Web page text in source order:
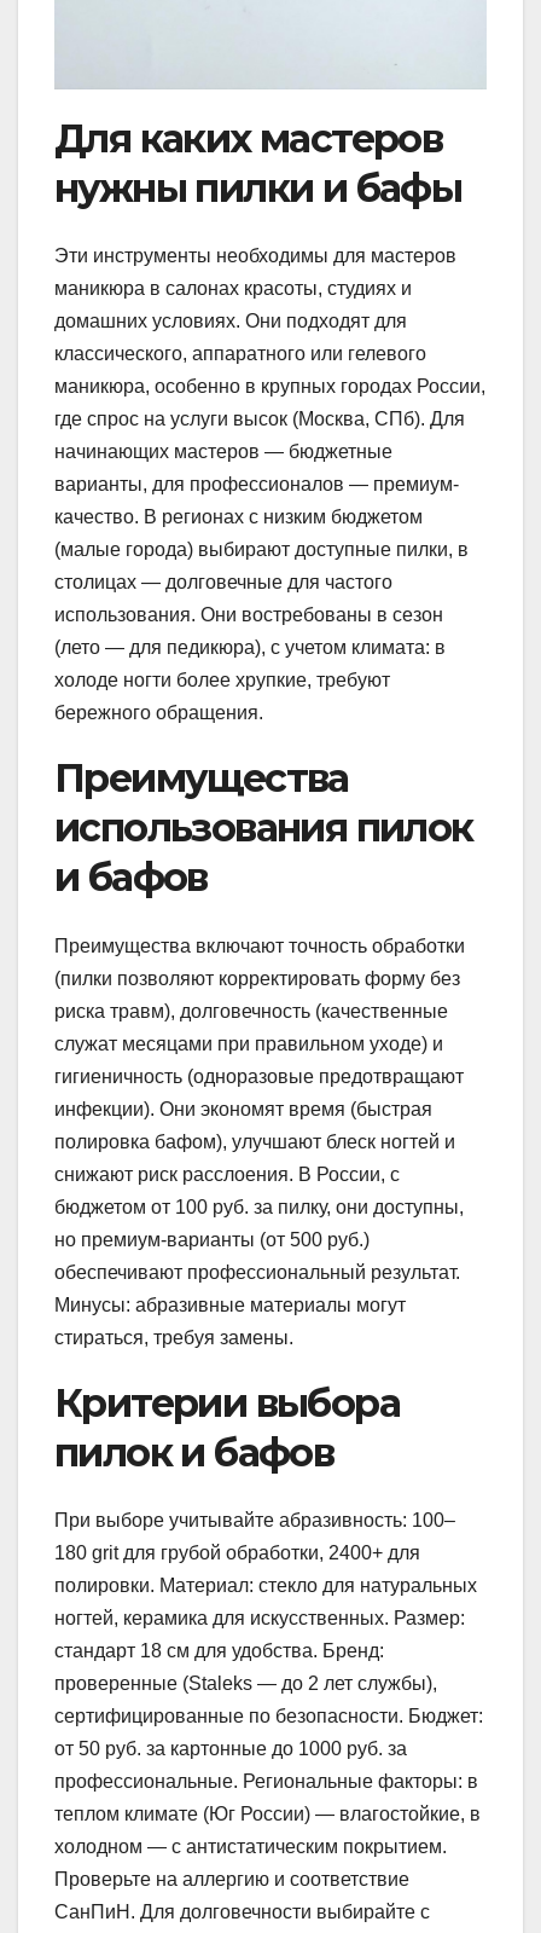
Для каких мастеров
нужны пилки и бафы
Эти инструменты необходимы для мастеров
маникюра в салонах красоты, студиях и
домашних условиях. Они подходят для
классического, аппаратного или гелевого
маникюра, особенно в крупных городах России,
где спрос на услуги высок (Москва, СПб). Для
начинающих мастеров — бюджетные
варианты, для профессионалов — премиум-
качество. В регионах с низким бюджетом
(малые города) выбирают доступные пилки, в
столицах — долговечные для частого
использования. Они востребованы в сезон
(лето — для педикюра), с учетом климата: в
холоде ногти более хрупкие, требуют
бережного обращения.
Преимущества
использования пилок
и бафов
Преимущества включают точность обработки
(пилки позволяют корректировать форму без
риска травм), долговечность (качественные
служат месяцами при правильном уходе) и
гигиеничность (одноразовые предотвращают
инфекции). Они экономят время (быстрая
полировка бафом), улучшают блеск ногтей и
снижают риск расслоения. В России, с
бюджетом от 100 руб. за пилку, они доступны,
но премиум-варианты (от 500 руб.)
обеспечивают профессиональный результат.
Минусы: абразивные материалы могут
стираться, требуя замены.
Критерии выбора
пилок и бафов
При выборе учитывайте абразивность: 100–
180 grit для грубой обработки, 2400+ для
полировки. Материал: стекло для натуральных
ногтей, керамика для искусственных. Размер:
стандарт 18 см для удобства. Бренд:
проверенные (Staleks — до 2 лет службы),
сертифицированные по безопасности. Бюджет:
от 50 руб. за картонные до 1000 руб. за
профессиональные. Региональные факторы: в
теплом климате (Юг России) — влагостойкие, в
холодном — с антистатическим покрытием.
Проверьте на аллергию и соответствие
СанПиН. Для долговечности выбирайте с